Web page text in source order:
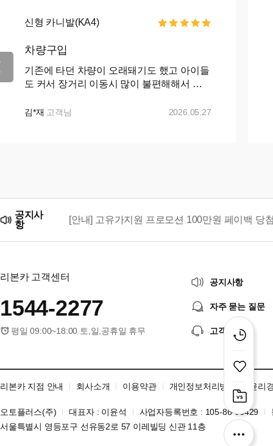
신형 카니발(KA4)
차량구입
기존에 타던 차량이 오래돼기도 했고 아이들
도 커서 장거리 이동시 많이 불편해해서 카
준히 매물검색 해왔으나 마땅히 가격이나 조
김*재 고객님 2026.05.27
공지사
항
[안내] 고유가지원 프로모션 100만원 페이백 당
리본카 고객센터
1544-2277
평일 09:00~18:00 토,일,공휴일 휴무
공지사항
자주 묻는 질문
고객센터
리본카 지점 안내 회사소개 이용약관 개인정보처리방침 윤리
오토플러스(주) 대표자 : 이윤석 사업자등록번호 : 105-86-06429
서울특별시 영등포구 선유동2로 57 이레빌딩 신관 11층